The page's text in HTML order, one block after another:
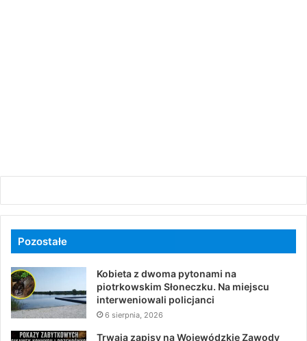
Pozostałe
Kobieta z dwoma pytonami na
piotrkowskim Słoneczku. Na miejscu
interweniowali policjanci
6 sierpnia, 2026
Trwają zapisy na Wojewódzkie Zawody